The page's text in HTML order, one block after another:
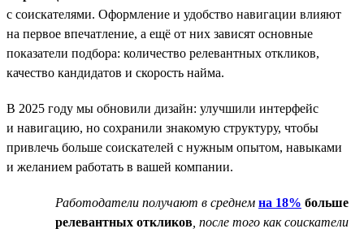
с соискателями. Оформление и удобство навигации влияют
на первое впечатление, а ещё от них зависят основные
показатели подбора: количество релевантных откликов,
качество кандидатов и скорость найма.
В 2025 году мы обновили дизайн: улучшили интерфейс
и навигацию, но сохранили знакомую структуру, чтобы
привлечь больше соискателей с нужным опытом, навыками
и желанием работать в вашей компании.
Работодатели получают в среднем на 18% больше
релевантных откликов , после того как соискатели